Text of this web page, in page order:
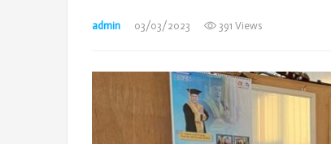
admin 03/03/2023 391 Views